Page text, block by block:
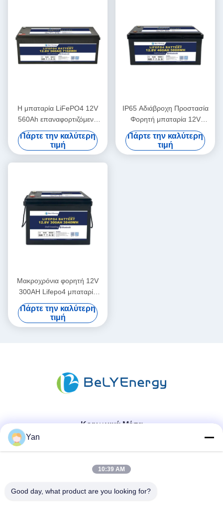
Η μπαταρία LiFePO4 12V
560Ah επαναφορτιζόμενη
Οικονομική 5000 κύκλοι 12v
Lifepo4 μπαταρία
Πάρτε την καλύτερη
τιμή
IP65 Αδιάβροχη Προστασία
Φορητή μπαταρία 12V
460Ah LiFePo4 για
αυτοκίνητο
Πάρτε την καλύτερη
τιμή
Μακροχρόνια φορητή 12V
300AH Lifepo4 μπαταρία
νέος βαθμός Α κύτταρα
μακρά διάρκεια κύκλου ζωής
Πάρτε την καλύτερη
τιμή
Κοινωνικά Μέσα
Γρήγορη επικοινωνία
Τηλ.:
Yan
10:39 AM
Good day, what product are you looking for?